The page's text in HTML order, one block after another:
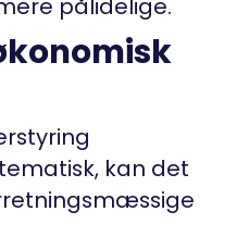
pålidelige.
kan det